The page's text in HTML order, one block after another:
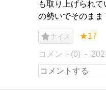
も取り上げられ
の勢いでそのまま
ナイス ★17
コメント(0)